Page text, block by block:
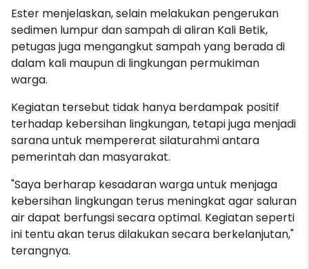
Ester menjelaskan, selain melakukan pengerukan
sedimen lumpur dan sampah di aliran Kali Betik,
petugas juga mengangkut sampah yang berada di
dalam kali maupun di lingkungan permukiman
warga.
Kegiatan tersebut tidak hanya berdampak positif
terhadap kebersihan lingkungan, tetapi juga menjadi
sarana untuk mempererat silaturahmi antara
pemerintah dan masyarakat.
"Saya berharap kesadaran warga untuk menjaga
kebersihan lingkungan terus meningkat agar saluran
air dapat berfungsi secara optimal. Kegiatan seperti
ini tentu akan terus dilakukan secara berkelanjutan,"
terangnya.